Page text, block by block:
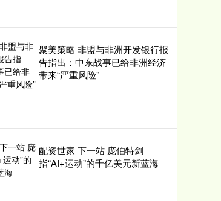
聚美策略 非盟与非洲开发银行报
告指出：中东战事已给非洲经济
带来“严重风险”
配资世家 下一站 庞伯特剑
指“AI+运动”的千亿美元新蓝海